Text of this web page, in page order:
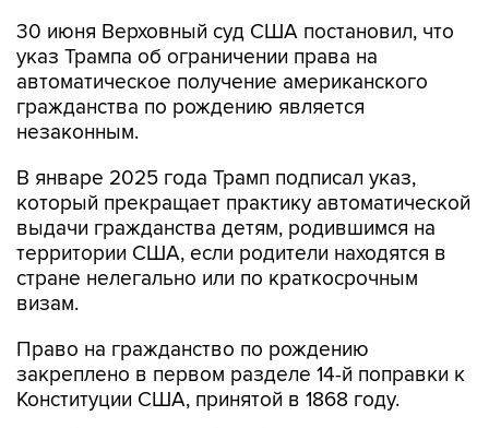
30 июня Верховный суд США постановил, что
указ Трампа об ограничении права на
автоматическое получение американского
гражданства по рождению является
незаконным.
В январе 2025 года Трамп подписал указ,
который прекращает практику автоматической
выдачи гражданства детям, родившимся на
территории США, если родители находятся в
стране нелегально или по краткосрочным
визам.
Право на гражданство по рождению
закреплено в первом разделе 14-й поправки к
Конституции США, принятой в 1868 году.